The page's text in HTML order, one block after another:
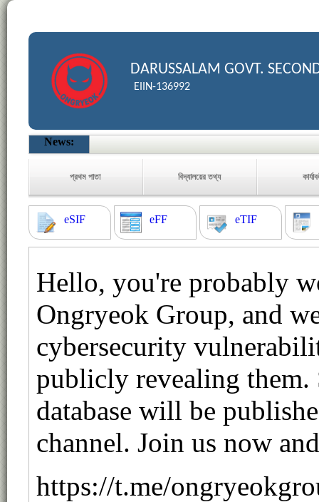
DARUSSALAM GOVT.
EIIN-136992
News:
প্রথম পাতা বিদ্যালয়ের তথ্য
eSIF eFF eTIF
Hello, you're probably
Ongryeok Group, and
cybersecurity
publicly revealing them.
database will be
channel. Join us now
https://t.me/